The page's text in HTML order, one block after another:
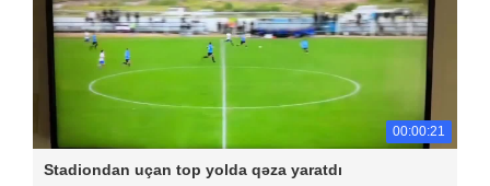
00:00:21
Stadiondan uçan top yolda qəza yaratdı